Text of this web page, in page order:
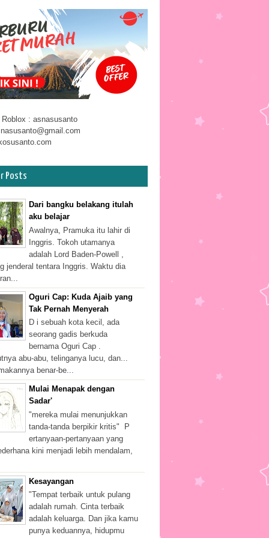
Asna Gaess ... Yuk Main Roblox Bareng Asna !
: asnasusanto
Posts
Dari bangku belakang itulah
aku belajar
Awalnya, Pramuka itu lahir di
Inggris. Tokoh utamanya
adalah Lord Baden-Powell ,
jenderal tentara Inggris. Waktu dia
Oguri Cap: Kuda Ajaib yang
Tak Pernah Menyerah
D i sebuah kota kecil, ada
seorang gadis berkuda
bernama Oguri Cap .
abu-abu, telinganya lucu, dan...
benar-be...
Mulai Menapak dengan
Sadar'
"mereka mulai menunjukkan
tanda-tanda berpikir kritis" P
ertanyaan-pertanyaan yang
kini menjadi lebih mendalam,
Kesayangan
"Tempat terbaik untuk pulang
adalah rumah. Cinta terbaik
adalah keluarga. Dan jika kamu
punya keduannya, hidupmu